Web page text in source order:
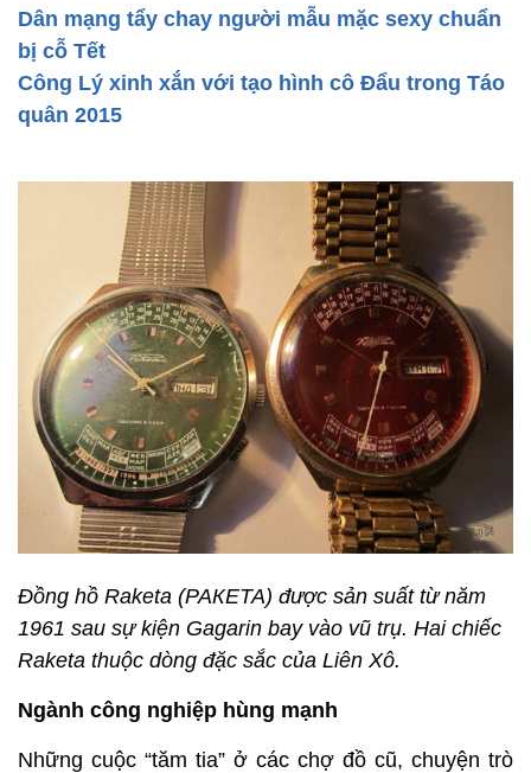
Dân mạng tẩy chay người mẫu mặc sexy chuẩn
bị cỗ Tết
Công Lý xinh xắn với tạo hình cô Đẩu trong Táo
quân 2015
Đồng hồ Raketa (РАКЕТА) được sản suất từ năm
1961 sau sự kiện Gagarin bay vào vũ trụ. Hai chiếc
Raketa thuộc dòng đặc sắc của Liên Xô.
Ngành công nghiệp hùng mạnh
Những cuộc “tăm tia” ở các chợ đồ cũ, chuyện trò